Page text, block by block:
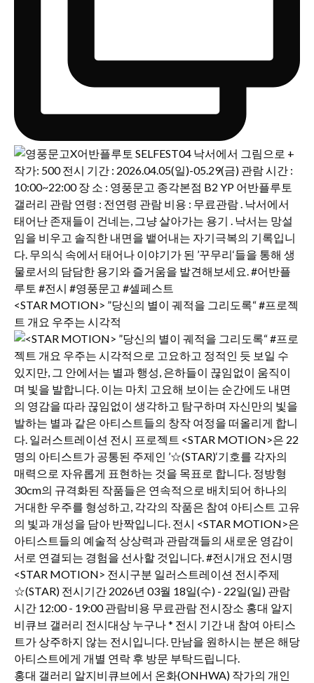
<STAR MOTION> ”당신의 별이 궤적을 그리도록“ #프로젝
트 개요 우주는 시각적
홍대 갤러리 알지비큐브에서 온화(ONHWA) 작가의 개인